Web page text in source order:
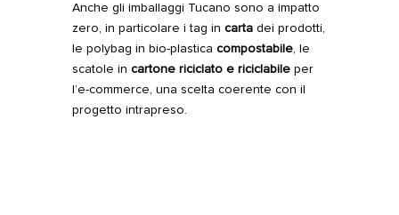
Anche gli imballaggi Tucano sono a impatto
zero, in particolare i tag in carta dei prodotti,
le polybag in bio-plastica compostabile, le
scatole in cartone riciclato e riciclabileper
l’e-commerce, una scelta coerente con il
progetto intrapreso.